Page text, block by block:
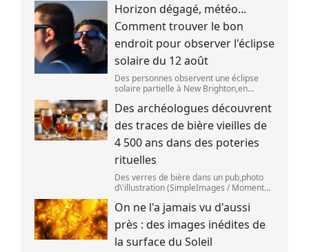
que l\'étage supérieur d\'une fusée de
SpaceX s\'est bien écrasé sur la Lune,le 5
aoû
Horizon dégagé, météo...
Comment trouver le bon
endroit pour observer l'éclipse
solaire du 12 août
Des personnes observent une éclipse
solaire partielle à New Brighton,en
(SANKA VIDANAGAMA )
Des archéologues découvrent
des traces de bière vieilles de
4 500 ans dans des poteries
rituelles
Des verres de bière dans un pub,photo
d\'illustration (SimpleImages / Moment
alcoolisée du monde. Les premières
traces de bière ont été retrouvées ch
On ne l'a jamais vu d'aussi
près : des images inédites de
la surface du Soleil